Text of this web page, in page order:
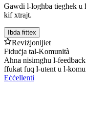
Gawdi l-logħba tiegħek u
kif xtrajt.
Ibda fittex
Reviżjonijiet
Fiduċja tal-Komunità
Aħna nisimgħu l-
ffukat fuq l-utent u l-
Eċċellenti